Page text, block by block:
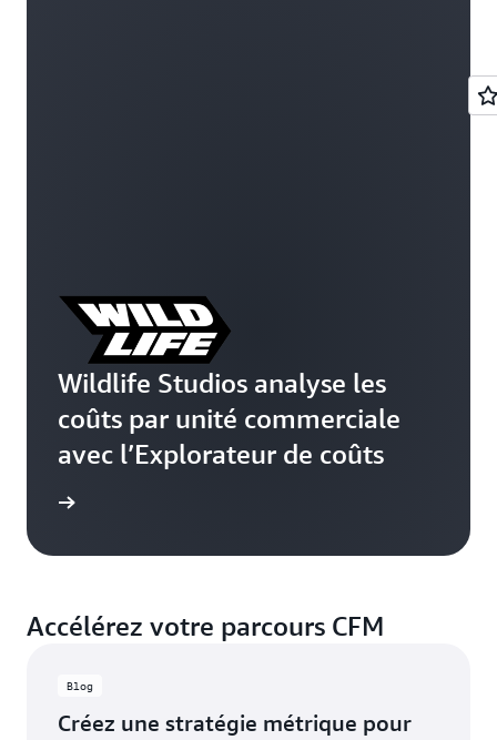
Wildlife Studios analyse les
coûts par unité commerciale
avec l’Explorateur de coûts
Accélérez votre parcours CFM
Blog
Créez une stratégie métrique pour